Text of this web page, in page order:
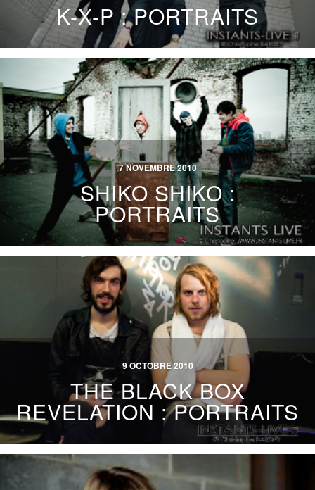
K-X-P : PORTRAITS
7 NOVEMBRE 2010
SHIKO SHIKO :
PORTRAITS
9 OCTOBRE 2010
THE BLACK BOX
REVELATION : PORTRAITS